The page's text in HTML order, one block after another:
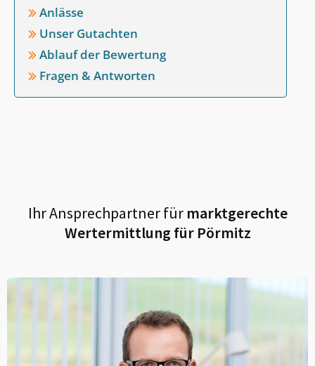
Anlässe
Unser Gutachten
Ablauf der Bewertung
Fragen & Antworten
Ihr Ansprechpartner fürmarktgerechte
Wertermittlung für Pörmitz